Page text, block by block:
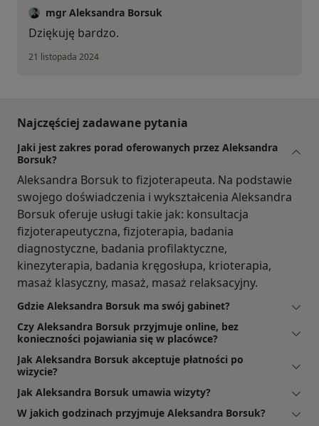
mgr Aleksandra Borsuk
Dziękuję bardzo.
21 listopada 2024
Najczęściej zadawane pytania
Jaki jest zakres porad oferowanych przez Aleksandra
Borsuk?
Aleksandra Borsuk to fizjoterapeuta. Na podstawie
swojego doświadczenia i wykształcenia Aleksandra
Borsuk oferuje usługi takie jak: konsultacja
fizjoterapeutyczna, fizjoterapia, badania
diagnostyczne, badania profilaktyczne,
kinezyterapia, badania kręgosłupa, krioterapia,
masaż klasyczny, masaż, masaż relaksacyjny.
Gdzie Aleksandra Borsuk ma swój gabinet?
Czy Aleksandra Borsuk przyjmuje online, bez
konieczności pojawiania się w placówce?
Jak Aleksandra Borsuk akceptuje płatności po
wizycie?
Jak Aleksandra Borsuk umawia wizyty?
W jakich godzinach przyjmuje Aleksandra Borsuk?